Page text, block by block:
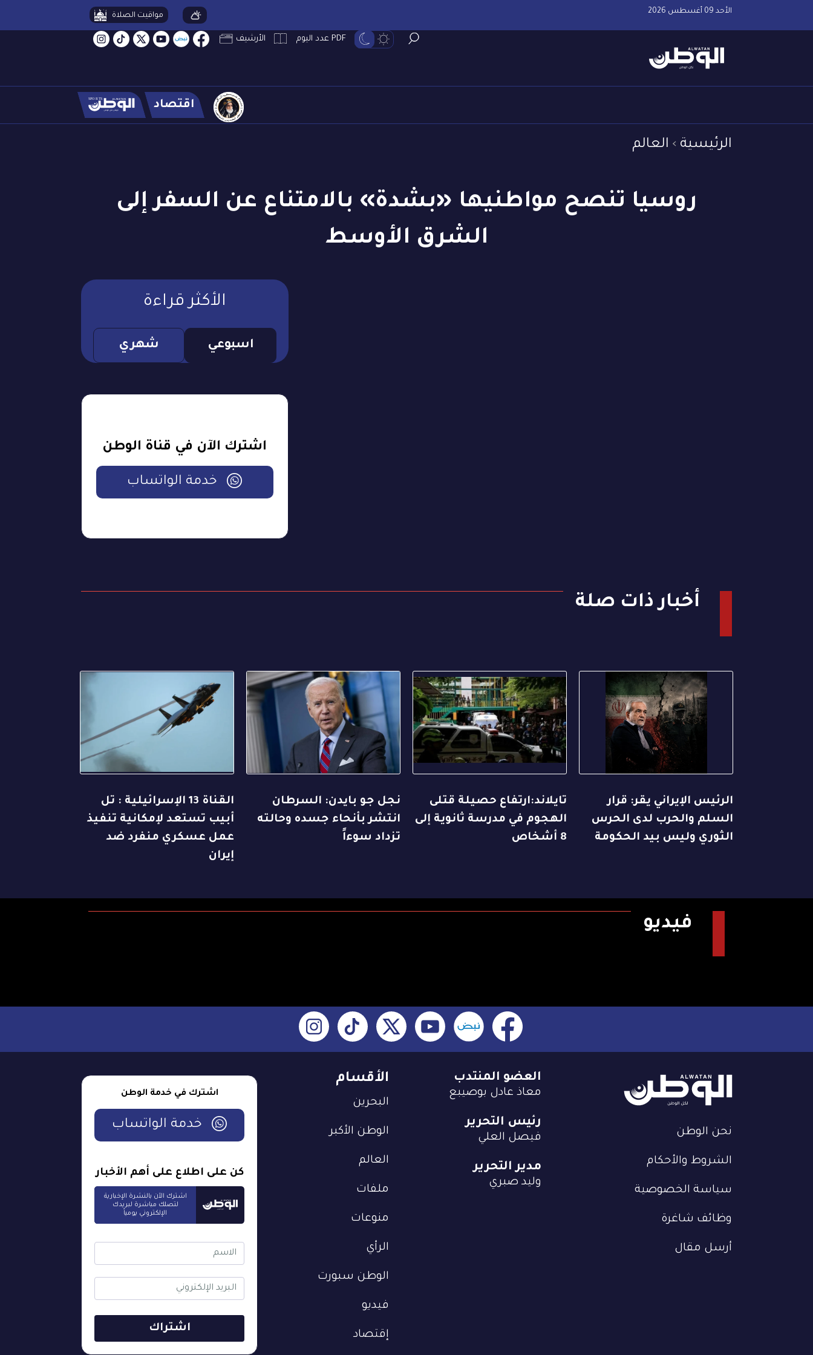
الأحد 09 أغسطس 2026 مواقيت الصلاة
PDF عدد اليوم الأرشيف
اقتصاد
الرئيسية العالم
روسيا تنصح مواطنيها «بشدة» بالامتناع عن السفر إلى
الشرق الأوسط
الأكثر قراءة
اسبوعي شهري
اشترك الآن في قناة الوطن
خدمة الواتساب
أخبار ذات صلة
الرئيس الإيراني يقر: قرار
السلم والحرب لدى الحرس
الثوري وليس بيد الحكومة
تايلاند:ارتفاع حصيلة قتلى
الهجوم في مدرسة ثانوية إلى
8 أشخاص
نجل جو بايدن: السرطان
انتشر بأنحاء جسده وحالته
تزداد سوءاً
القناة 13 الإسرائيلية : تل
أبيب تستعد لإمكانية تنفيذ
عمل عسكري منفرد ضد
إيران
فيديو
نحن الوطن
الشروط والأحكام
سياسة الخصوصية
وظائف شاغرة
أرسل مقال
الأقسام
البحرين
الوطن الأكبر
العالم
ملفات
منوعات
الرأي
الوطن سبورت
فيديو
إقتصاد
العضو المنتدب
معاذ عادل بوصيبع
رئيس التحرير
فيصل العلي
مدير التحرير
وليد صبري
اشترك في خدمة الوطن
خدمة الواتساب
كن على اطلاع على أهم الأخبار
اشترك الآن بالنشرة الإخبارية
لتصلك مباشرة لبريدك
الإلكتروني يومياً
اشتراك